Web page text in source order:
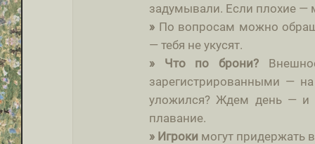
задумывали. Если плохие —
» По вопросам можно
— тебя не укусят.
» Что по брони?
зарегистрированными —
уложился? Ждем день — и
плавание.
» Игроки могут придержать